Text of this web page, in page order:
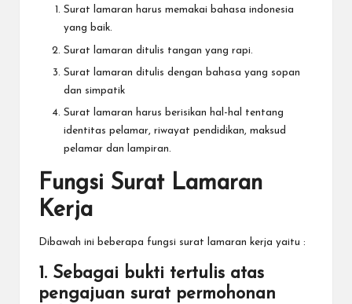
Surat lamaran harus memakai bahasa indonesia
yang baik.
Surat lamaran ditulis tangan yang rapi.
Surat lamaran ditulis dengan bahasa yang sopan
dan simpatik
Surat lamaran harus berisikan hal-hal tentang
identitas pelamar, riwayat pendidikan, maksud
pelamar dan lampiran.
Fungsi Surat Lamaran
Kerja
Dibawah ini beberapa fungsi surat lamaran kerja yaitu :
1. Sebagai bukti tertulis atas
pengajuan surat permohonan